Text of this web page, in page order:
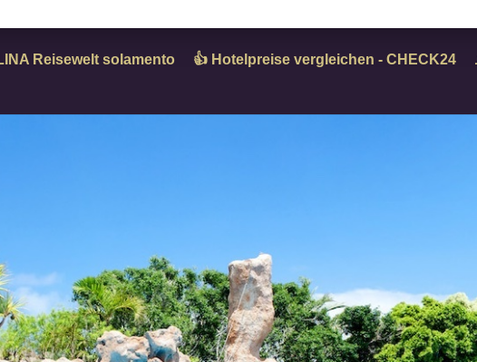
Reisewelt solamento 👍 Hotelpreise vergleichen - CHECK24